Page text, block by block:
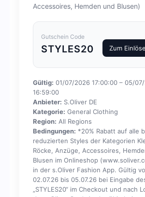
Accessoires, Hemden und Blusen)
Gutschein Code
STYLES20 Zum
Gültig: 01/07/2026 17:00:00 – 05/
16:59:00
Anbieter: S.Oliver DE
Kategorie: General Clothing
Region: All Regions
Bedingungen: *20% Rabatt auf alle
reduzierten Styles der Kategorien
Röcke, Anzüge, Accessoires,
Blusen im Onlineshop
in der s.Oliver Fashion App. Gültig
02.07.26 bis 05.07.26 bei Eingabe
„STYLES20“ im Checkout und nach